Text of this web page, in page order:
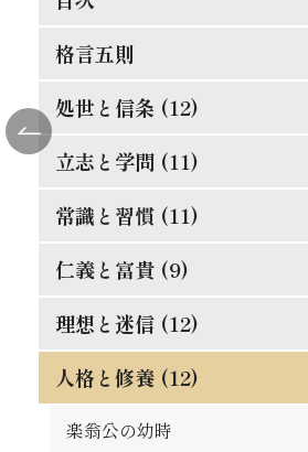
[扉]
格言五則
処世と信条 (12)
論語と算盤は甚だ遠くして甚
士魂商才
天は人を罰せず
人物の観察法
論語は万人共通の実用的教訓
立志と学問 (11)
精神老衰の予防法
現在に働け
大正維新の覚悟
秀吉の長所と短所
自ら箸を取れ
常識と習慣 (11)
常識とは如何なるものか
口は禍福の門なり
悪んで其の美を知れ
習慣の感染性と伝播力
仁義と富貴 (9)
真正の利殖法
効力の有無は其人に在り
孔夫子の貨殖富貴観
理想と迷信 (12)
道理ある希望を持て
この熱誠を要す
人格と修養 (12)
楽翁公の幼時